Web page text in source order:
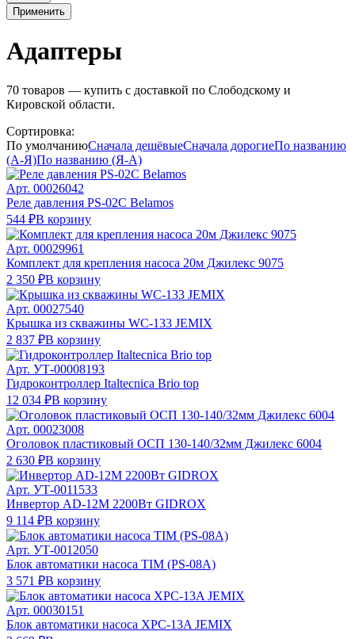
Применить
Адаптеры
70 товаров — купить с доставкой по Слободскому и
Кировской области.
Сортировка:
По умолчаниюСначала дешёвыеСначала дорогиеПо названию
(А-Я)По названию (Я-А)
Арт. 00026042
Реле давления PS-02C Belamos
544 ₽В корзину
Арт. 00029961
Комплект для крепления насоса 20м Джилекс 9075
2 350 ₽В корзину
Арт. 00027540
Крышка из скважины WC-133 JEMIX
2 837 ₽В корзину
Арт. УТ-00008193
Гидроконтроллер Italtecnica Brio top
12 034 ₽В корзину
Арт. 00023008
Оголовок пластиковый ОСП 130-140/32мм Джилекс 6004
2 630 ₽В корзину
Арт. УТ-0011533
Инвертор AD-12M 2200Вт GIDROX
9 114 ₽В корзину
Арт. УТ-0012050
Блок автоматики насоса TIM (PS-08A)
3 571 ₽В корзину
Арт. 00030151
Блок автоматики насоса XPC-13A JEMIX